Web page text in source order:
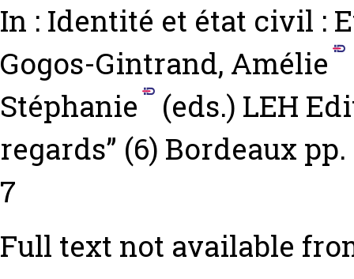
In : Identité et état civil :
Gogos-Gintrand, Amélie
Stéphanie
(eds.) LEH
regards” (6) Bordeaux pp.
7
Full text not available